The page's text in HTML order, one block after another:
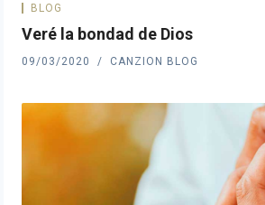
BLOG
Veré la bondad de Dios
09/03/2020 CANZION BLOG